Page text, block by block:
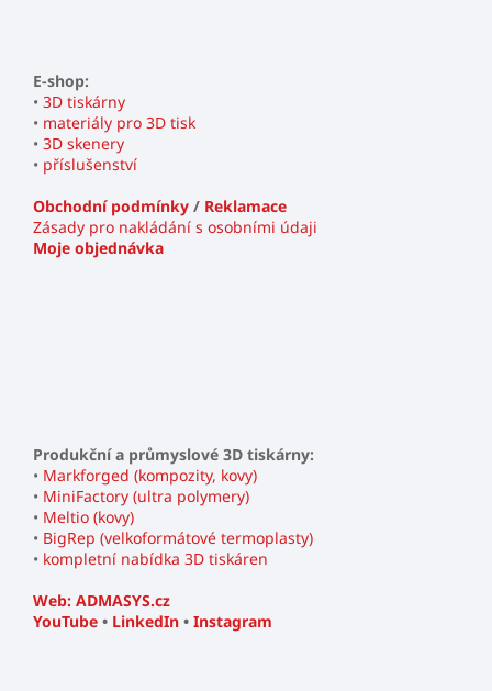
E-shop:
• 3D tiskárny
• materiály pro 3D tisk
• 3D skenery
• příslušenství
Obchodní podmínky / Reklamace
Zásady pro nakládání s osobními údaji
Moje objednávka
Produkční a průmyslové 3D tiskárny:
• Markforged (kompozity, kovy)
• MiniFactory (ultra polymery)
• Meltio (kovy)
• BigRep (velkoformátové termoplasty)
• kompletní nabídka 3D tiskáren
Web: ADMASYS.cz
YouTube • LinkedIn • Instagram